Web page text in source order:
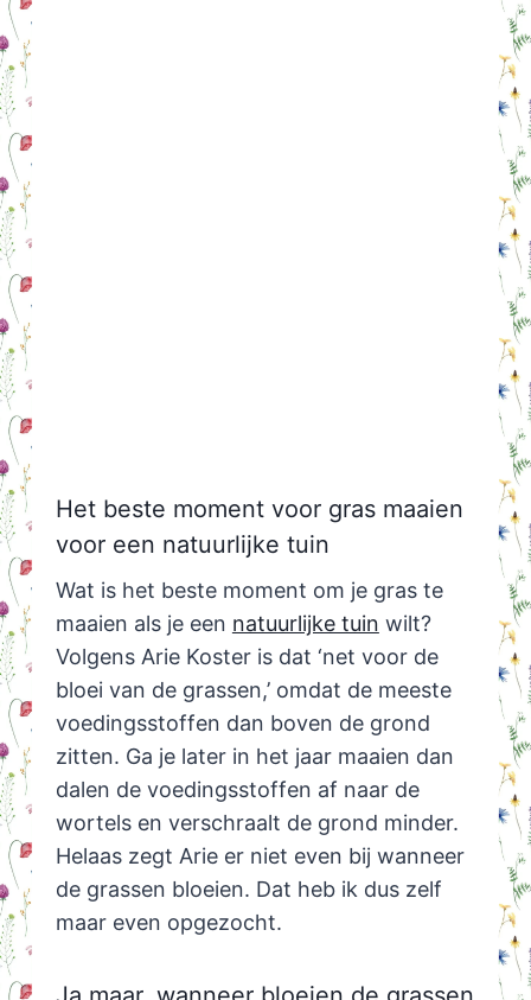
Het beste moment voor gras maaien
voor een natuurlijke tuin
Wat is het beste moment om je gras te
maaien als je een natuurlijke tuin wilt?
Volgens Arie Koster is dat ‘net voor de
bloei van de grassen,’ omdat de meeste
voedingsstoffen dan boven de grond
zitten. Ga je later in het jaar maaien dan
dalen de voedingsstoffen af naar de
wortels en verschraalt de grond minder.
Helaas zegt Arie er niet even bij wanneer
de grassen bloeien. Dat heb ik dus zelf
maar even opgezocht.